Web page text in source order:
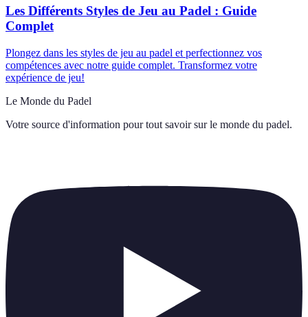
Les Différents Styles de Jeu au Padel : Guide
Complet
Plongez dans les styles de jeu au padel et perfectionnez vos
compétences avec notre guide complet. Transformez votre
expérience de jeu!
Le Monde du Padel
Votre source d'information pour tout savoir sur le monde du padel.